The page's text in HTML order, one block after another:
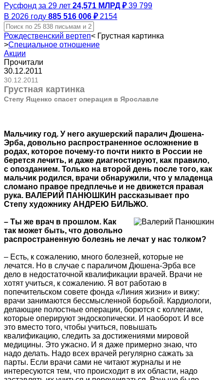
Русфонд за 29 лет 24,571 МЛРД ₽ 39 799
В 2026 году 885 516 006 ₽ 2154
Рождественский вертеп< Грустная картинка
>Специальное отношение
Акции
Прочитали
30.12.2011
30.12.2011
Грустная картинка
Степу Ященко спасет операция в Ярославле
Мальчику год. У него акушерский паралич Дюшена-
Эрба, довольно распространенное осложнение в
родах, которое почему-то почти никто в России не
берется лечить, и даже диагностируют, как правило,
с опозданием. Только на второй день после того, как
мальчик родился, врачи обнаружили, что у младенца
сломано правое предплечье и не движется правая
рука. ВАЛЕРИЙ ПАНЮШКИН рассказывает про
Степу художнику АНДРЕЮ БИЛЬЖО.
– Ты же врач в прошлом. Как
так может быть, что довольно
распространенную болезнь не лечат у нас толком?
– Есть, к сожалению, много болезней, которые не
лечатся. Но в случае с параличом Дюшена-Эрба все
дело в недостаточной квалификации врачей. Врачи не
хотят учиться, к сожалению. Я вот работаю в
попечительском совете фонда «Линия жизни» и вижу:
врачи занимаются бессмысленной борьбой. Кардиологи,
делающие полостные операции, борются с коллегами,
которые оперируют эндоскопически. И наоборот. И все
это вместо того, чтобы учиться, повышать
квалификацию, следить за достижениями мировой
медицины. Это ужасно. И я даже примерно знаю, что
надо делать. Надо всех врачей регулярно сажать за
парты. Если врачи сами не читают журналы и не
интересуются тем, что происходит в их области, надо